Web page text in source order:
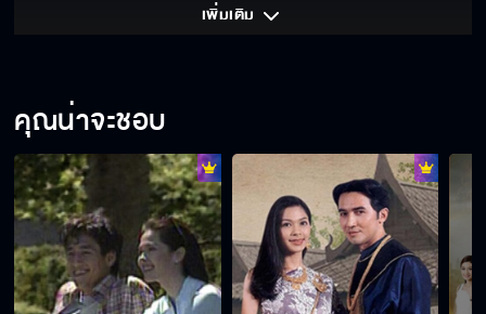
รักแท้แค่ขอบฟ้า EP.17
เพิ่มเติม
คุณน่าจะชอบ